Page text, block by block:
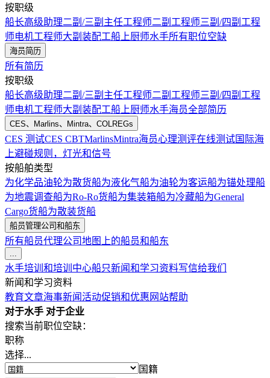
按职级
船长高级助理二副/三副 主任工程师二副工程师三副/四副工程
师电机工程师大副 装配工船上厨师水手所有职位空缺
海员简历
所有简历
按职级
船长高级助理二副/三副 主任工程师二副工程师三副/四副工程
师电机工程师大副 装配工船上厨师水手海员全部简历
CES、Marlins、Mintra、COLREGs
CES 测试CES CBTMarlinsMintra海员心理测评在线测试国际海
上避碰规则，灯光和信号
按船舶类型
为化学品油轮为散货船为液化气船为油轮为客运船为锚处理船
为地震调查船为Ro-Ro货船为集装箱船为冷藏船为General
Cargo货船为散装货船
船员管理公司和船东
所有船员代理公司地图上的船员和船东
...
水手培训和培训中心船只新闻和学习资料写信给我们
新闻和学习资料
教育文章海事新闻活动促销和优惠 网站帮助
对于水手 对于企业
搜索当前职位空缺：
职称
选择...
国籍